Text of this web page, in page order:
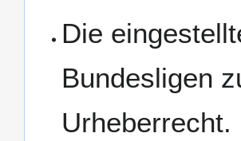
Die
Bundesligen
Urheberrecht.